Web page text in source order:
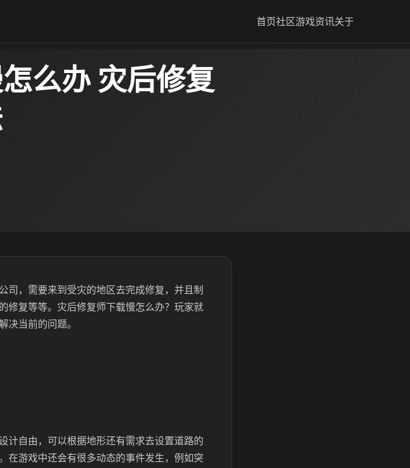
首页社区游戏资讯关于
么办 灾后修复
司，需要来到受灾的地区去完成修复，并且制
修复等等。灾后修复师下载慢怎么办？玩家就
决当前的问题。
计自由，可以根据地形还有需求去设置道路的
在游戏中还会有很多动态的事件发生，例如突